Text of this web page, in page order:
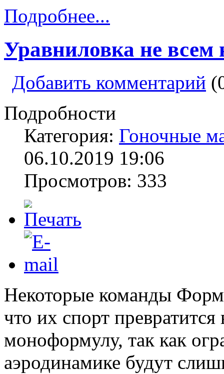
Подробнее...
Уравниловка не всем
Добавить комментарий
Подробности
Категория: Гоночные
06.10.2019 19:06
Просмотров: 333
Некоторые команды
что их спорт
моноформулу, так как
аэродинамике будут